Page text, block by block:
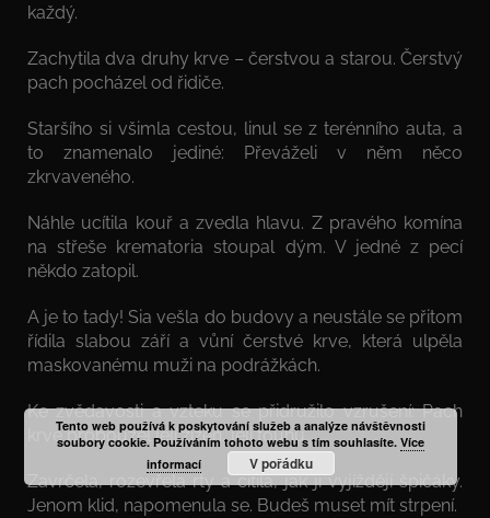
každý.
Zachytila dva druhy krve – čerstvou a starou. Čerstvý
pach pocházel od řidiče.
Staršího si všimla cestou, linul se z terénního auta, a
to znamenalo jediné: Převáželi v něm něco
zkrvaveného.
Náhle ucítila kouř a zvedla hlavu. Z pravého komína
na střeše krematoria stoupal dým. V jedné z pecí
někdo zatopil.
A je to tady! Sia vešla do budovy a neustále se přitom
řídila slabou září a vůní čerstvé krve, která ulpěla
maskovanému muži na podrážkách.
Ke zvědavosti a vzteku se přidružilo vzrušení: Pach
krve probouzel její žízeň, její touhu.
Zavrčela, rozevřela rty a cítila, jak jí vyjíždějí špičáky.
Jenom klid, napomenula se. Budeš muset mít strpení.
Tento web používá k poskytování služeb a analýze návštěvnosti
soubory cookie. Používáním tohoto webu s tím souhlasíte.Více
informací
V pořádku